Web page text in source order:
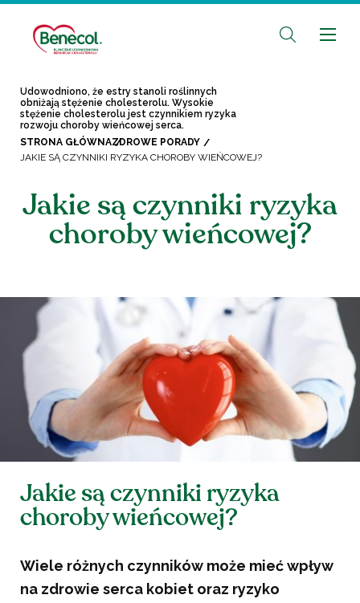
Udowodniono, że estry stanoli roślinnych
obniżają stężenie cholesterolu. Wysokie
stężenie cholesterolu jest czynnikiem ryzyka
rozwoju choroby wieńcowej serca.
STRONA GŁÓWNAZDROWE PORADY
JAKIE SĄ CZYNNIKI RYZYKA CHOROBY WIEŃCOWEJ?
Jakie są czynniki ryzyka
choroby wieńcowej?
Jakie są czynniki ryzyka
choroby wieńcowej?
Wiele różnych czynników może mieć wpływ
na zdrowie serca kobiet oraz ryzyko